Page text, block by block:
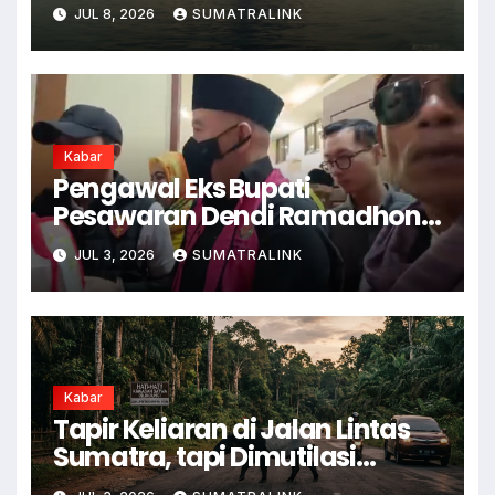
JUL 8, 2026 SUMATRALINK
Kabar
Pengawal Eks Bupati
Pesawaran Dendi Ramadhona
Pukul Kamera Wartawan
JUL 3, 2026 SUMATRALINK
Kabar
Tapir Keliaran di Jalan Lintas
Sumatra, tapi Dimutilasi
Warga